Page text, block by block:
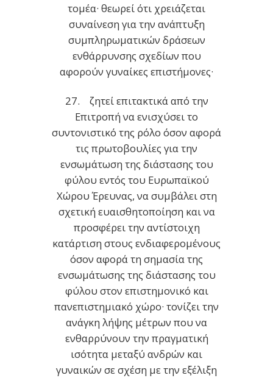
τομέα· θεωρεί ότι χρειάζεται
συναίνεση για την ανάπτυξη
συμπληρωματικών δράσεων
ενθάρρυνσης σχεδίων που
αφορούν γυναίκες επιστήμονες·
27. ζητεί επιτακτικά από την
Επιτροπή να ενισχύσει το
συντονιστικό της ρόλο όσον αφορά
τις πρωτοβουλίες για την
ενσωμάτωση της διάστασης του
φύλου εντός του Ευρωπαϊκού
Χώρου Έρευνας, να συμβάλει στη
σχετική ευαισθητοποίηση και να
προσφέρει την αντίστοιχη
κατάρτιση στους ενδιαφερομένους
όσον αφορά τη σημασία της
ενσωμάτωσης της διάστασης του
φύλου στον επιστημονικό και
πανεπιστημιακό χώρο· τονίζει την
ανάγκη λήψης μέτρων που να
ενθαρρύνουν την πραγματική
ισότητα μεταξύ ανδρών και
γυναικών σε σχέση με την εξέλιξη